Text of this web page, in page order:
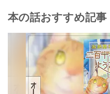
本の話おすすめ記事